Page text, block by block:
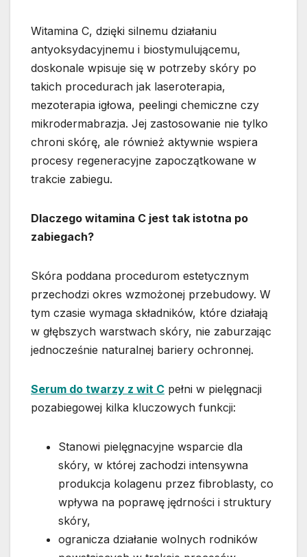
Witamina C, dzięki silnemu działaniu
antyoksydacyjnemu i biostymulującemu,
doskonale wpisuje się w potrzeby skóry po
takich procedurach jak laseroterapia,
mezoterapia igłowa, peelingi chemiczne czy
mikrodermabrazja. Jej zastosowanie nie tylko
chroni skórę, ale również aktywnie wspiera
procesy regeneracyjne zapoczątkowane w
trakcie zabiegu.
Dlaczego witamina C jest tak istotna po
zabiegach?
Skóra poddana procedurom estetycznym
przechodzi okres wzmożonej przebudowy. W
tym czasie wymaga składników, które działają
w głębszych warstwach skóry, nie zaburzając
jednocześnie naturalnej bariery ochronnej.
Serum do twarzy z wit C pełni w pielęgnacji
pozabiegowej kilka kluczowych funkcji:
Stanowi pielęgnacyjne wsparcie dla
skóry, w której zachodzi intensywna
produkcja kolagenu przez fibroblasty, co
wpływa na poprawę jędrności i struktury
skóry,
ogranicza działanie wolnych rodników